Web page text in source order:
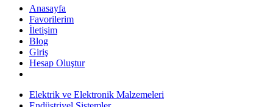
Anasayfa
Favorilerim
İletişim
Blog
Giriş
Hesap Oluştur
Elektrik ve Elektronik Malzemeleri